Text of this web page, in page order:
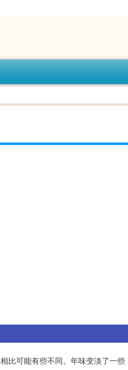
比可能有些不同。年味变淡了一些